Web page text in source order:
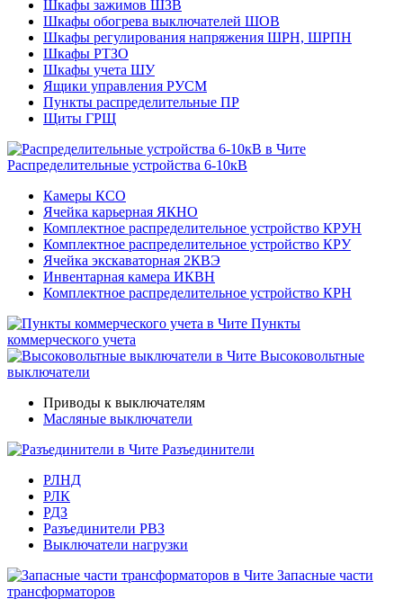
Шкафы зажимов ШЗВ
Шкафы обогрева выключателей ШОВ
Шкафы регулирования напряжения ШРН, ШРПН
Шкафы РТЗО
Шкафы учета ШУ
Ящики управления РУСМ
Пункты распределительные ПР
Щиты ГРЩ
Распределительные устройства 6-10кВ
Камеры КСО
Ячейка карьерная ЯКНО
Комплектное распределительное устройство КРУН
Комплектное распределительное устройство КРУ
Ячейка экскаваторная 2КВЭ
Инвентарная камера ИКВН
Комплектное распределительное устройство КРН
Пункты
коммерческого учета
Высоковольтные
выключатели
Приводы к выключателям
Масляные выключатели
Разъединители
РЛНД
РЛК
РДЗ
Разъединители РВЗ
Выключатели нагрузки
Запасные части
трансформаторов